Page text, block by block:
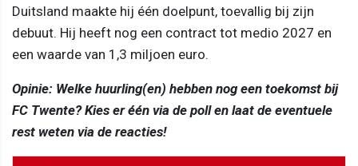
Duitsland maakte hij één doelpunt, toevallig bij zijn
debuut. Hij heeft nog een contract tot medio 2027 en
een waarde van 1,3 miljoen euro.
Opinie: Welke huurling(en) hebben nog een toekomst bij
FC Twente? Kies er één via de poll en laat de eventuele
rest weten via de reacties!